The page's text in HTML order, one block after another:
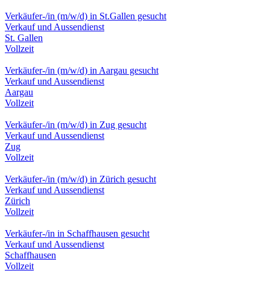
Verkäufer-/in (m/w/d) in St.Gallen gesucht
Verkauf und Aussendienst
St. Gallen
Vollzeit
Verkäufer-/in (m/w/d) in Aargau gesucht
Verkauf und Aussendienst
Aargau
Vollzeit
Verkäufer-/in (m/w/d) in Zug gesucht
Verkauf und Aussendienst
Zug
Vollzeit
Verkäufer-/in (m/w/d) in Zürich gesucht
Verkauf und Aussendienst
Zürich
Vollzeit
Verkäufer-/in in Schaffhausen gesucht
Verkauf und Aussendienst
Schaffhausen
Vollzeit